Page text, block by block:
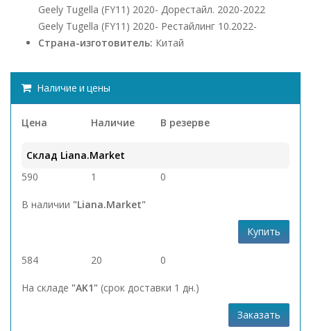
Geely Tugella (FY11) 2020- Дорестайл. 2020-2022
Geely Tugella (FY11) 2020- Рестайлинг 10.2022-
Страна-изготовитель: Китай
Наличие и цены
Цена Наличие В резерве
Склад Liana.Market
590
1 0
В наличии "Liana.Market"
Купить
584 20 0
На складе "AK1" (срок доставки 1 дн.)
Заказать